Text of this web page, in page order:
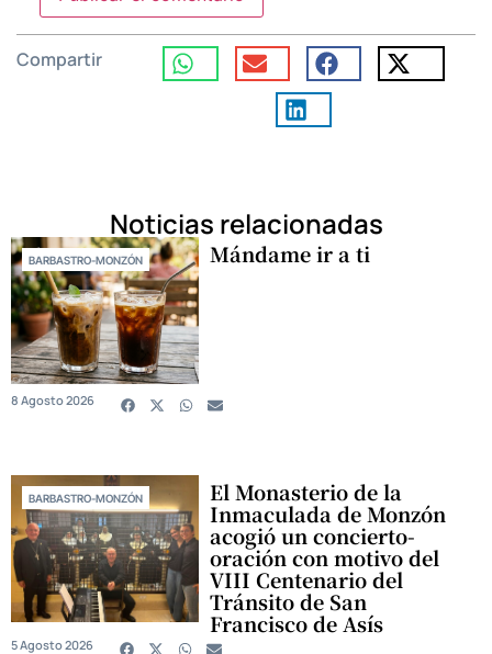
Compartir
Noticias relacionadas
BARBASTRO-MONZÓN Mándame ir a ti
8 Agosto 2026
BARBASTRO-MONZÓN El Monasterio de la
Inmaculada de Monzón
acogió un concierto-
oración con motivo del
VIII Centenario del
Tránsito de San
Francisco de Asís
5 Agosto 2026